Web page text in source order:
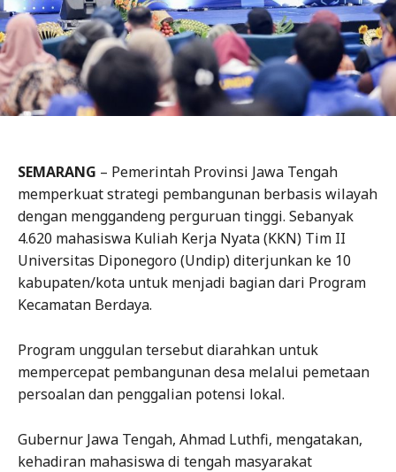
SEMARANG – Pemerintah Provinsi Jawa Tengah
memperkuat strategi pembangunan berbasis wilayah
dengan menggandeng perguruan tinggi. Sebanyak
4.620 mahasiswa Kuliah Kerja Nyata (KKN) Tim II
Universitas Diponegoro (Undip) diterjunkan ke 10
kabupaten/kota untuk menjadi bagian dari Program
Kecamatan Berdaya.
Program unggulan tersebut diarahkan untuk
mempercepat pembangunan desa melalui pemetaan
persoalan dan penggalian potensi lokal.
Gubernur Jawa Tengah, Ahmad Luthfi, mengatakan,
kehadiran mahasiswa di tengah masyarakat